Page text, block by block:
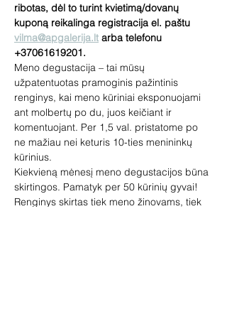
ribotas, dėl to turint kvietimą/dovanų
kuponą reikalinga registracija el. paštu
vilma@apgalerija.lt arba telefonu
+37061619201.
Meno degustacija – tai mūsų
užpatentuotas pramoginis pažintinis
renginys, kai meno kūriniai eksponuojami
ant molbertų po du, juos keičiant ir
komentuojant. Per 1,5 val. pristatome po
ne mažiau nei keturis 10-ties menininkų
kūrinius.
Kiekvieną mėnesį meno degustacijos būna
skirtingos. Pamatyk per 50 kūrinių gyvai!
Renginys skirtas tiek meno žinovams, tiek